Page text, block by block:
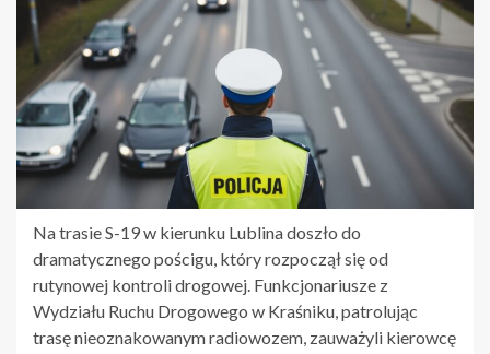
Na trasie S-19 w kierunku Lublina doszło do
dramatycznego pościgu, który rozpoczął się od
rutynowej kontroli drogowej. Funkcjonariusze z
Wydziału Ruchu Drogowego w Kraśniku, patrolując
trasę nieoznakowanym radiowozem, zauważyli kierowcę